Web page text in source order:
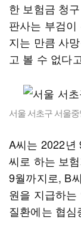
한 보험금 청
판사는 부검
지는 만큼 사
고 볼 수 없다
서울 서초구 서울
A씨는 2022년
씨로 하는 보
9월까지로, B
원을 지급하
질환에는 협